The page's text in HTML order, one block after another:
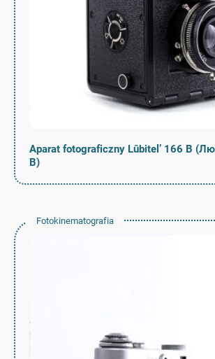
Aparat fotograficzny Lûbitel’ 166 B
B)
Fotokinematografia